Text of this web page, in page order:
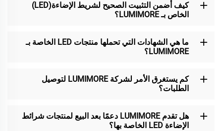
كيف أضمن التثبيت الصحيح لشريط الإضاءة(LED)
الخاص بـ LUMIMORE؟
ما هي الشهادات التي تحملها منتجات LED الخاصة بـ
LUMIMORE؟
كم يستغرق الأمر لشركة LUMIMORE لتوصيل
الطلبات؟
هل تقدم LUMIMORE دعمًا بعد البيع لمنتجات شرائط
الإضاءة LED الخاصة بها؟